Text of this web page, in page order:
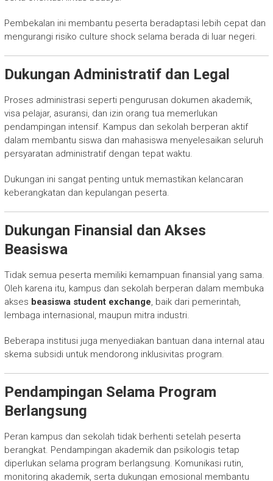
Pembekalan ini membantu peserta beradaptasi lebih cepat dan
mengurangi risiko culture shock selama berada di luar negeri.
Dukungan Administratif dan Legal
Proses administrasi seperti pengurusan dokumen akademik,
visa pelajar, asuransi, dan izin orang tua memerlukan
pendampingan intensif. Kampus dan sekolah berperan aktif
dalam membantu siswa dan mahasiswa menyelesaikan seluruh
persyaratan administratif dengan tepat waktu.
Dukungan ini sangat penting untuk memastikan kelancaran
keberangkatan dan kepulangan peserta.
Dukungan Finansial dan Akses
Beasiswa
Tidak semua peserta memiliki kemampuan finansial yang sama.
Oleh karena itu, kampus dan sekolah berperan dalam membuka
akses beasiswa student exchange, baik dari pemerintah,
lembaga internasional, maupun mitra industri.
Beberapa institusi juga menyediakan bantuan dana internal atau
skema subsidi untuk mendorong inklusivitas program.
Pendampingan Selama Program
Berlangsung
Peran kampus dan sekolah tidak berhenti setelah peserta
berangkat. Pendampingan akademik dan psikologis tetap
diperlukan selama program berlangsung. Komunikasi rutin,
monitoring akademik, serta dukungan emosional membantu